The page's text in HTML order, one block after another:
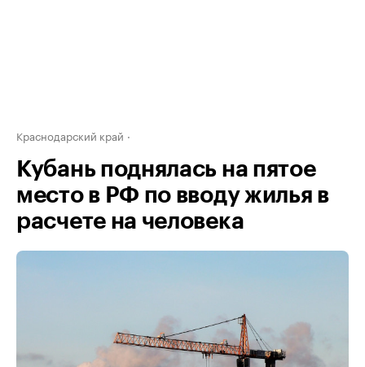
Краснодарский край
Кубань поднялась на пятое
место в РФ по вводу жилья в
расчете на человека